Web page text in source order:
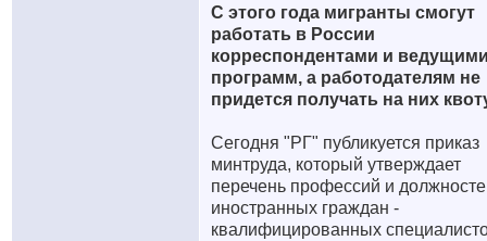
С этого года мигранты смогут
работать в России
корреспондентами и
программ, а работодателям не
придется получать на них
Сегодня "РГ" публикуется приказ
минтруда, который утверждает
перечень профессий и
иностранных граждан -
квалифицированных